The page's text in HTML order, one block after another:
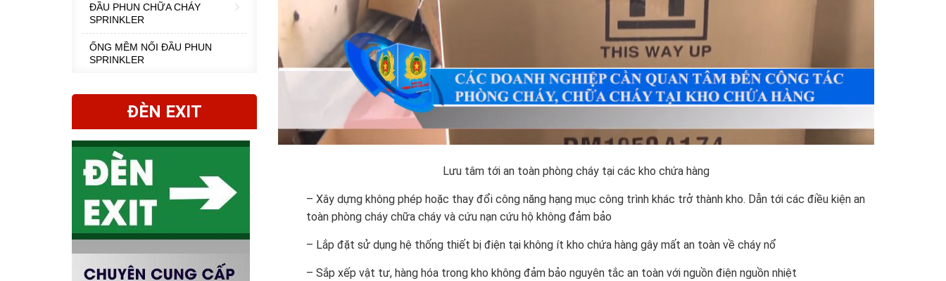
Lưu tâm tới an toàn phòng cháy tại các kho chứa hàng
– Xây dựng không phép hoặc thay đổi công năng hạng mục công trình khác trở thành kho. Dẫn tới các điều kiện an
toàn phòng cháy chữa cháyvà cứu nạn cứu hộ không đảm bảo
– Lắp đặt sử dụng hệ thống thiết bị điện tại không ít kho chứa hàng gây mất an toàn về cháy nổ
– Sắp xếp vật tư, hàng hóa trong kho không đảm bảo nguyên tắc an toàn với nguồn điện nguồn nhiệt
ĐẦU PHUN CHỮA CHÁY
SPRINKLER
ỐNG MỀM NỐI ĐẦU PHUN
SPRINKLER
ĐÈN EXIT